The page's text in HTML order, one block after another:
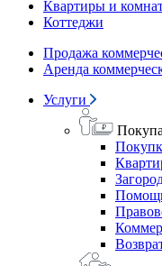
Квартиры и
Коттеджи
Продажа
Аренда
Услуги